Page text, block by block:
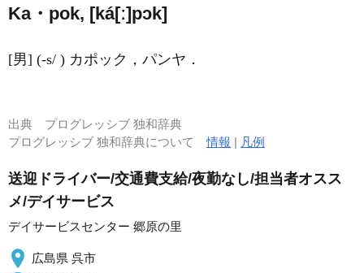
Ka・pok, [ká[ː]pɔk]
[男] (-s/ ) カポック，パンヤ．
出典 プログレッシブ 独和辞典
プログレッシブ 独和辞典について情報 | 凡例
送迎ドライバー/交通費支給/夜勤なし/担当者オスス
メ/デイサービス
デイサービスセンター 郷原の里
広島県 呉市